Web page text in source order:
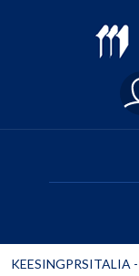
KEESINGPRSITALIA